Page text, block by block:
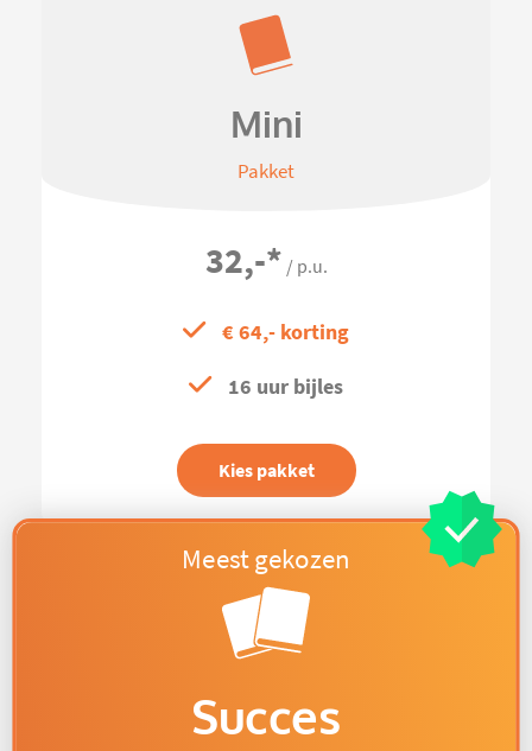
Mini
Pakket
32,-* / p.u.
€ 64,- korting
16 uur bijles
Kies pakket
Succes